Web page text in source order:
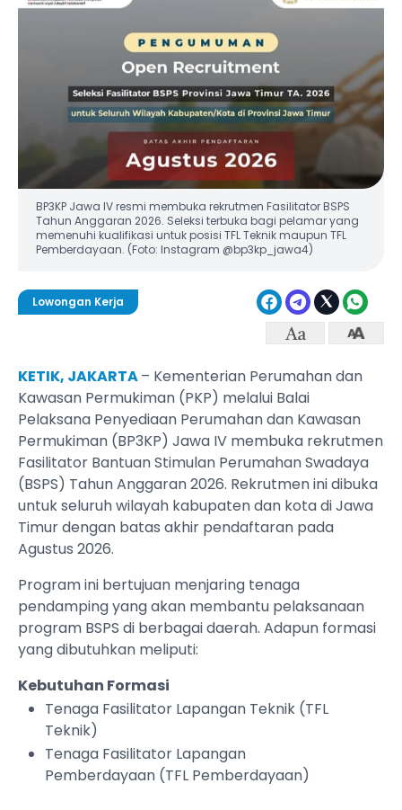
BP3KP Jawa IV resmi membuka rekrutmen Fasilitator BSPS
Tahun Anggaran 2026. Seleksi terbuka bagi pelamar yang
memenuhi kualifikasi untuk posisi TFL Teknik maupun TFL
Pemberdayaan. (Foto: Instagram @bp3kp_jawa4)
Lowongan Kerja
KETIK, JAKARTA– Kementerian Perumahan dan
Kawasan Permukiman (PKP) melalui Balai
Pelaksana Penyediaan Perumahan dan Kawasan
Permukiman (BP3KP) Jawa IV membuka rekrutmen
Fasilitator Bantuan Stimulan Perumahan Swadaya
(BSPS) Tahun Anggaran 2026. Rekrutmen ini dibuka
untuk seluruh wilayah kabupaten dan kota di Jawa
Timur dengan batas akhir pendaftaran pada
Agustus 2026.
Program ini bertujuan menjaring tenaga
pendamping yang akan membantu pelaksanaan
program BSPS di berbagai daerah. Adapun formasi
yang dibutuhkan meliputi:
Kebutuhan Formasi
Tenaga Fasilitator Lapangan Teknik (TFL
Teknik)
Tenaga Fasilitator Lapangan
Pemberdayaan (TFL Pemberdayaan)